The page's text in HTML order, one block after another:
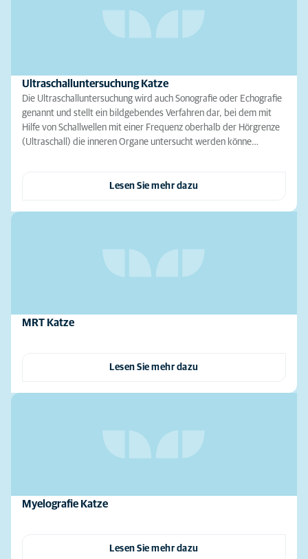
Ultraschalluntersuchung Katze
Die Ultraschalluntersuchung wird auch Sonografie oder Echografie
genannt und stellt ein bildgebendes Verfahren dar, bei dem mit
Hilfe von Schallwellen mit einer Frequenz oberhalb der Hörgrenze
(Ultraschall) die inneren Organe untersucht werden könne…
Lesen Sie mehr dazu
MRT Katze
Lesen Sie mehr dazu
Myelografie Katze
Lesen Sie mehr dazu